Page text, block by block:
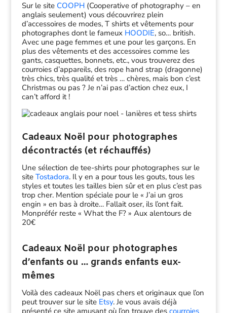
Sur le site COOPH(Cooperative of photography – en
anglais seulement) vous découvrirez plein
d’accessoires de modes, T shirts et vêtements pour
photographes dont le fameux HOODIE, so… british.
Avec une page femmes et une pour les garçons. En
plus des vêtements et des accessoires comme les
gants, casquettes, bonnets, etc., vous trouverez des
courroies d’appareils, des rope hand strap (dragonne)
très chics, très qualité et très … chères, mais bon c’est
Christmas ou pas ? Je n’ai pas d’action chez eux, I
can’t afford it !
Cadeaux Noël pour photographes
décontractés (et réchauffés)
Une sélection de tee-shirts pour photographes sur le
site Tostadora. Il y en a pour tous les gouts, tous les
styles et toutes les tailles bien sûr et en plus c’est pas
trop cher. Mention spéciale pour le « J’ai un gros
engin » en bas à droite… Fallait oser, ils l’ont fait.
Monpréfér reste « What the F? » Aux alentours de
20€
Cadeaux Noël pour photographes
d’enfants ou … grands enfants eux-
mêmes
Voilà des cadeaux Noël pas chers et originaux que l’on
peut trouver sur le site Etsy. Je vous avais déjà
présenté ce site amusant où l’on trouve des courroies